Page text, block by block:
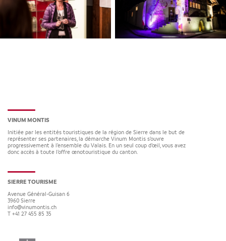
VINUM MONTIS
Initiée par les entités touristiques de la région de Sierre dans le but de
représenter ses partenaires, la démarche Vinum Montis s’ouvre
progressivement à l’ensemble du Valais. En un seul coup d’œil, vous avez
donc accès à toute l’offre œnotouristique du canton.
SIERRE TOURISME
Avenue Général-Guisan 6
3960 Sierre
info@vinumontis.ch
T +41 27 455 85 35